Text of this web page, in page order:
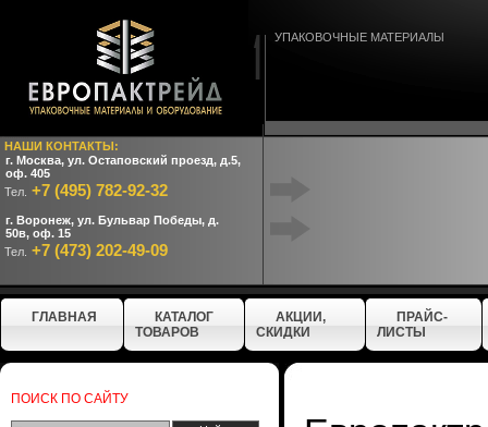
НАШИ КОНТАКТЫ:
г. Москва, ул. Остаповский проезд, д.5,
оф. 405
Тел. +7 (495) 782-92-32
г. Воронеж, ул. Бульвар Победы, д.
50в, оф. 15
Тел. +7 (473) 202-49-09
УПАКОВОЧНЫЕ МАТЕРИАЛЫ
ГЛАВНАЯ
КАТАЛОГ
ТОВАРОВ
АКЦИИ,
СКИДКИ
ПРАЙС-
ЛИСТЫ
ПОИСК ПО САЙТУ